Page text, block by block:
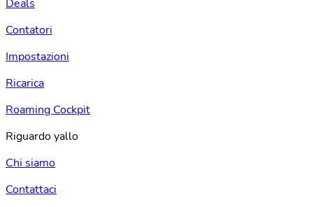
Deals
Contatori
Impostazioni
Ricarica
Roaming Cockpit
Riguardo yallo
Chi siamo
Contattaci